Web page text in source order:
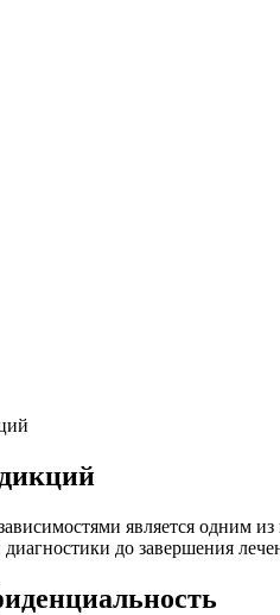
является одним
до завершения